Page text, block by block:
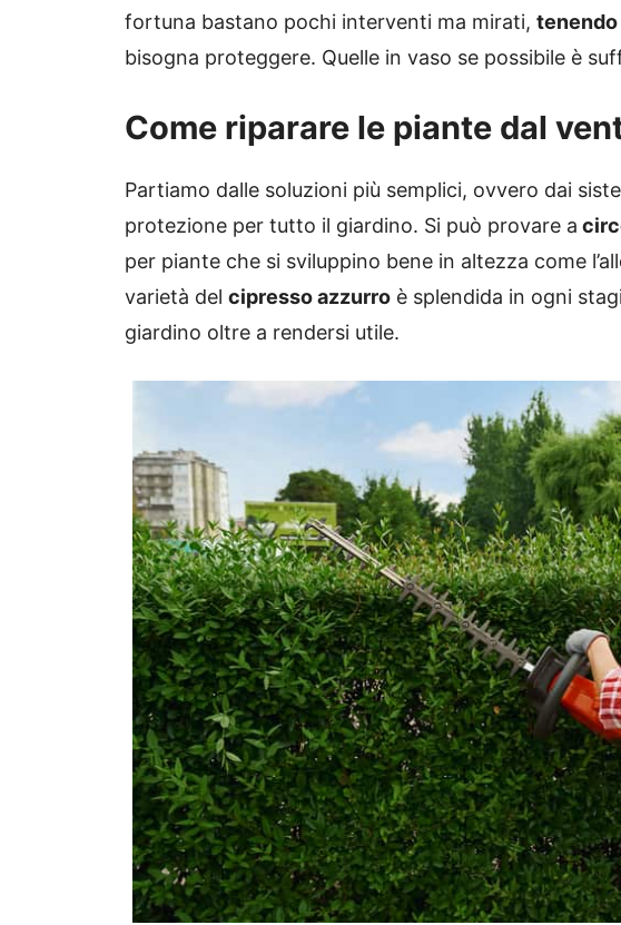
fortuna bastano pochi interventi ma mirati,
bisogna proteggere. Quelle in vaso se possibile è
Come riparare le piante dal
Partiamo dalle soluzioni più semplici, ovvero dai
protezione per tutto il giardino. Si può provare a
per piante che si sviluppino bene in altezza come
varietà del cipresso azzurro è splendida in ogni
giardino oltre a rendersi utile.